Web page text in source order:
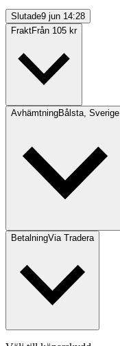
Slutade9 jun 14:28
FraktFrån 105 kr
AvhämtningBålsta, Sverige
BetalningVia Tradera